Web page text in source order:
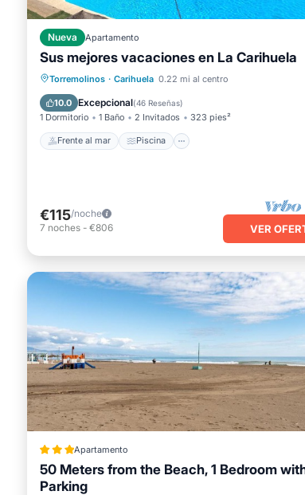
Nueva Apartamento
Sus mejores vacaciones en La Carihuela
Torremolinos · Carihuela 0.22 mi al centro
10.0 Excepcional(46 Reseñas)
1 Dormitorio 1 Baño 2 Invitados 323 pies²
Frente al mar Piscina
Frente al mar Piscina
Balcón/Terraza
€115/noche
7 noches - €806 VER
Apartamento
50 Meters from the Beach, 1 Bedroom
Parking